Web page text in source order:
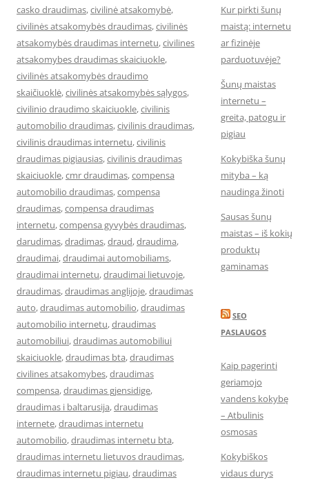
casko draudimas,civilinė atsakomybė,
civilinės atsakomybės draudimas,civilinės
atsakomybės draudimas internetu,civilines
atsakomybes draudimas skaiciuokle,
civilinės atsakomybės draudimo
skaičiuoklė,civilinės atsakomybės sąlygos,
civilinio draudimo skaiciuokle,civilinis
automobilio draudimas,civilinis draudimas,
civilinis draudimas internetu,civilinis
draudimas pigiausias,civilinis draudimas
skaiciuokle,cmr draudimas,compensa
automobilio draudimas,compensa
draudimas,compensa draudimas
internetu,compensa gyvybės draudimas,
darudimas,dradimas,draud,draudima,
draudimai,draudimai automobiliams,
draudimai internetu,draudimai lietuvoje,
draudimas,draudimas anglijoje,draudimas
auto,draudimas automobilio,draudimas
automobilio internetu,draudimas
automobiliui,draudimas automobiliui
skaiciuokle,draudimas bta,draudimas
civilines atsakomybes,draudimas
compensa,draudimas gjensidige,
draudimas i baltarusija,draudimas
internete,draudimas internetu
automobilio,draudimas internetu bta,
draudimas internetu lietuvos draudimas,
draudimas internetu pigiau,draudimas
Kur pirkti šunų
maistą: internetu
ar fizinėje
parduotuvėje?
Šunų maistas
internetu –
greita, patogu ir
pigiau
Kokybiška šunų
mityba – ką
naudinga žinoti
Sausas šunų
maistas – iš kokių
produktų
gaminamas
SEO
PASLAUGOS
Kaip pagerinti
geriamojo
vandens kokybę
– Atbulinis
osmosas
Kokybiškos
vidaus durys